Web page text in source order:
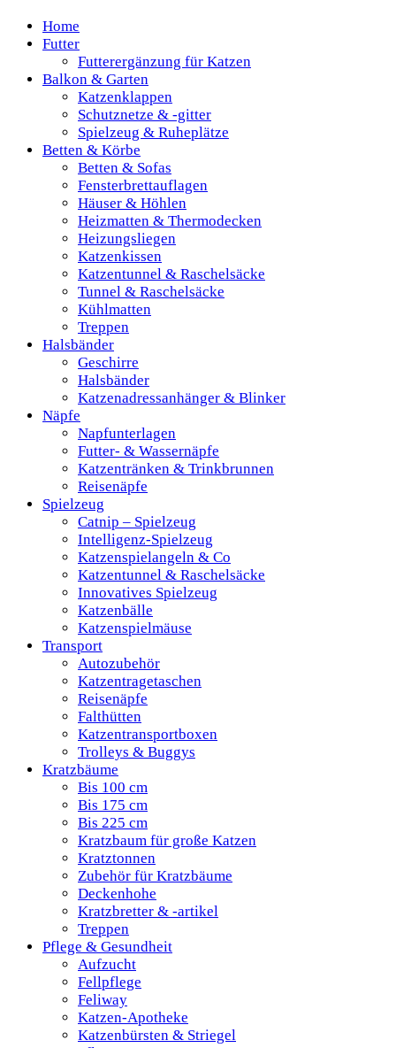
Home
Futter
Futterergänzung für Katzen
Balkon & Garten
Katzenklappen
Schutznetze & -gitter
Spielzeug & Ruheplätze
Betten & Körbe
Betten & Sofas
Fensterbrettauflagen
Häuser & Höhlen
Heizmatten & Thermodecken
Heizungsliegen
Katzenkissen
Katzentunnel & Raschelsäcke
Tunnel & Raschelsäcke
Kühlmatten
Treppen
Halsbänder
Geschirre
Halsbänder
Katzenadressanhänger & Blinker
Näpfe
Napfunterlagen
Futter- & Wassernäpfe
Katzentränken & Trinkbrunnen
Reisenäpfe
Spielzeug
Catnip – Spielzeug
Intelligenz-Spielzeug
Katzenspielangeln & Co
Katzentunnel & Raschelsäcke
Innovatives Spielzeug
Katzenbälle
Katzenspielmäuse
Transport
Autozubehör
Katzentragetaschen
Reisenäpfe
Falthütten
Katzentransportboxen
Trolleys & Buggys
Kratzbäume
Bis 100 cm
Bis 175 cm
Bis 225 cm
Kratzbaum für große Katzen
Kratztonnen
Zubehör für Kratzbäume
Deckenhohe
Kratzbretter & -artikel
Treppen
Pflege & Gesundheit
Aufzucht
Fellpflege
Feliway
Katzen-Apotheke
Katzenbürsten & Striegel